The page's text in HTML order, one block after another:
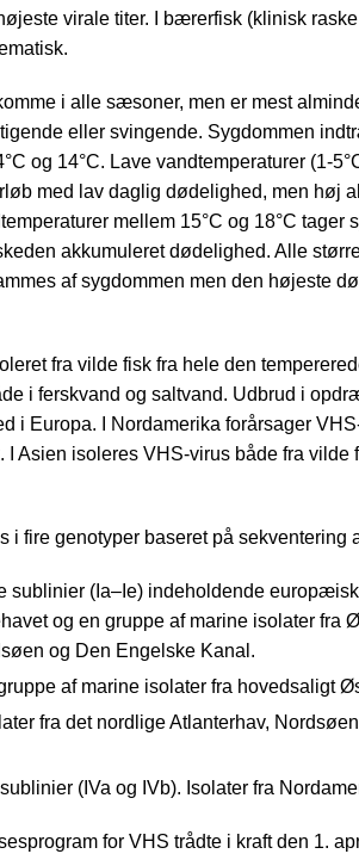
virale titer. I bærerfisk (klinisk
i alle sæsoner, men er mest
eller svingende. Sygdommen
og 14°C. Lave vandtemperaturer (1-
med lav daglig dødelighed, men høj
mellem 15°C og 18°C tager
akkumuleret dødelighed. Alle
af sygdommen men den højeste
fra vilde fisk fra hele den
i ferskvand og saltvand. Udbrud i
i Europa. I Nordamerika forårsager
I Asien isoleres VHS-virus både fra vilde
i fire genotyper baseret på sekventering
sublinier (Ia–Ie) indeholdende
og en gruppe af marine isolater fra
og Den Engelske Kanal.
af marine isolater fra hovedsaligt
fra det nordlige Atlanterhav,
(IVa og IVb). Isolater fra
for VHS trådte i kraft den 1.